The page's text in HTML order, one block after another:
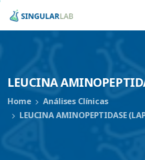
LEUCINA
Home
Análises Clínicas
LEUCINA AMINOPEPTIDASE